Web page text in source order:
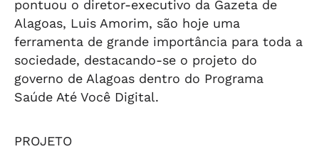
pontuou o diretor-executivo da Gazeta de
Alagoas, Luis Amorim, são hoje uma
ferramenta de grande importância para toda a
sociedade, destacando-se o projeto do
governo de Alagoas dentro do Programa
Saúde Até Você Digital.
PROJETO